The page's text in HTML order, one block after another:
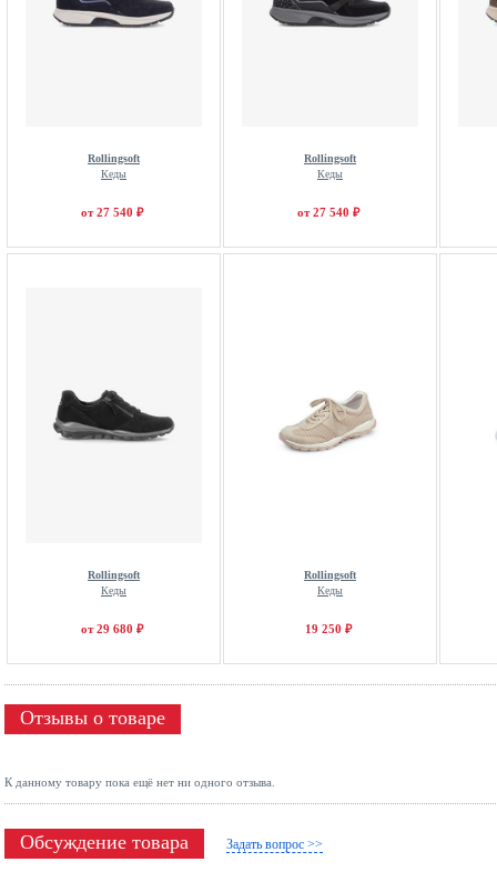
Rollingsoft
Кеды
от 27 540 ₽
Rollingsoft
Кеды
от 27 540 ₽
Rollingsoft
Кеды
от 29 680 ₽
Rollingsoft
Кеды
19 250 ₽
Отзывы о товаре
К данному товару пока ещё нет ни одного отзыва.
Обсуждение товара Задать вопрос >>